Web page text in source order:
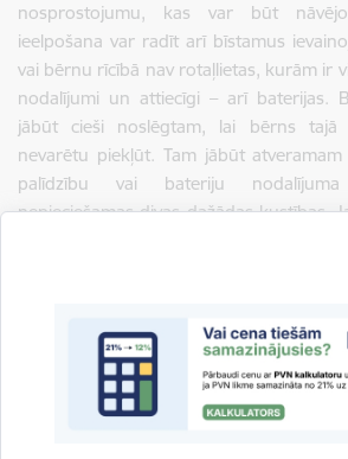
nosprostojumu, kas var būt
ieelpošana var radīt arī bīstamus
vai bērnu rīcībā nav rotaļlietas, kurām ir
nodalījumi un attiecīgi – arī baterijas.
jābūt cieši noslēgtam, lai bērns tajā
nevarētu piekļūt. Tam jābūt
palīdzību vai bateriju
nepieciešamas divas dažādas kustības.
ir viegli atverams, aicinām
pults bateriju nodalījumam. Vairāk
lasiet šeit (
http://ptac.gov.lv/lv/
spineru-ar-baterijam-bistamibu) Laiku
rotaļlietas, vai tās nav bojātas un